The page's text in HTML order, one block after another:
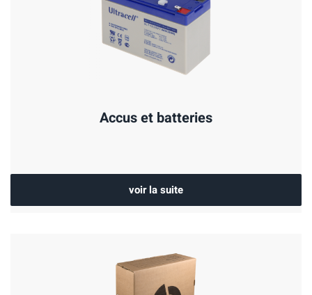
Accus et batteries
voir la suite